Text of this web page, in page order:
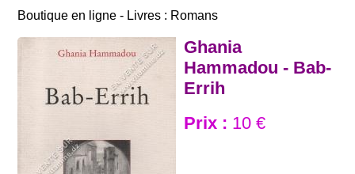
Boutique en ligne - Livres : Romans
Ghania
Hammadou - Bab-
Errih
Prix : 10 €